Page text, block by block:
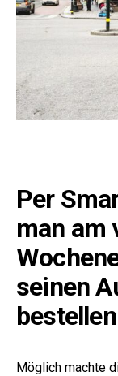
Per
man am
seinen
Möglich machte